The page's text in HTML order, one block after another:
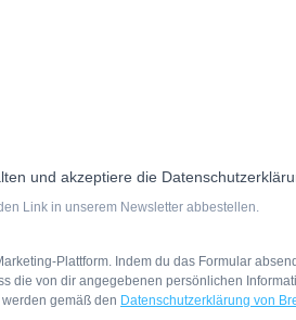
und akzeptiere die
Link in unserem Newsletter abbestellen.
Plattform. Indem du das Formular
die von dir angegebenen persönlichen
gemäß den Datenschutzerklärung von